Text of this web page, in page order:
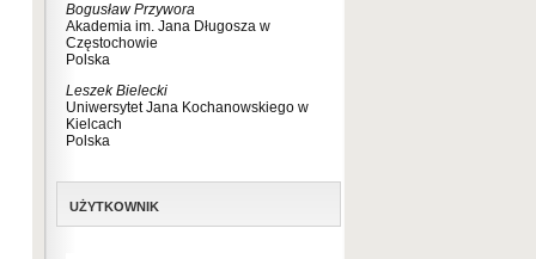
Bogusław Przywora
Akademia im. Jana Długosza w
Częstochowie
Polska
Leszek Bielecki
Uniwersytet Jana Kochanowskiego w
Kielcach
Polska
UŻYTKOWNIK